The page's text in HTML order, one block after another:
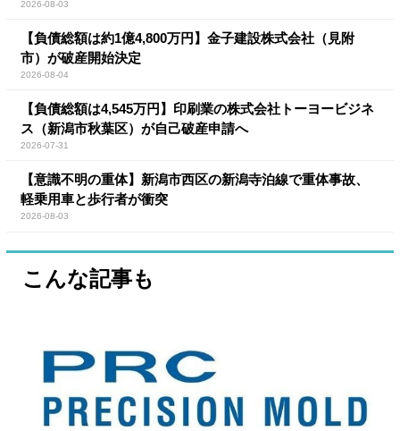
2026-08-03
【負債総額は約1億4,800万円】金子建設株式会社（見附
市）が破産開始決定
2026-08-04
【負債総額は4,545万円】印刷業の株式会社トーヨービジネ
ス（新潟市秋葉区）が自己破産申請へ
2026-07-31
【意識不明の重体】新潟市西区の新潟寺泊線で重体事故、
軽乗用車と歩行者が衝突
2026-08-03
こんな記事も